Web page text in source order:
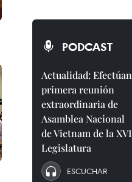
PODCAST
Actualidad: Efectúan
primera reunión
extraordinaria de
Asamblea Nacional
de Vietnam de la XVI
Legislatura
ESCUCHAR